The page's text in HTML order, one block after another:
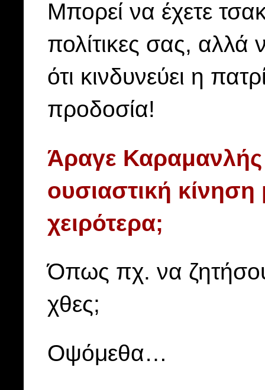
Μπορεί να έχετε
πολίτικες σας, αλλά
ότι κινδυνεύει η
προδοσία!
Άραγε Καραμανλής
ουσιαστική
χειρότερα;
Όπως πχ. να
χθες;
Οψόμεθα…